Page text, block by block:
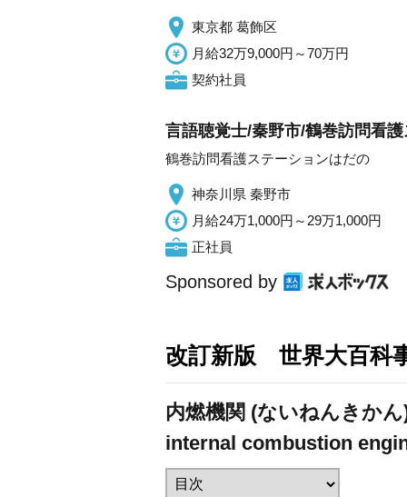
東京都 葛飾区
月給32万9,000円～70万円
契約社員
言語聴覚士/秦野市/鶴巻訪問看
鶴巻訪問看護ステーションはだの
神奈川県 秦野市
月給24万1,000円～29万1,000円
正社員
Sponsored by
改訂新版 世界大百科
内燃機関 (ないねんきかん
internal combustion